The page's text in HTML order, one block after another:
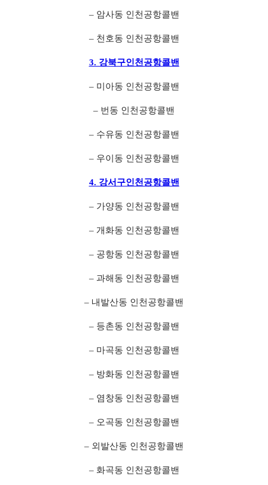
– 암사동 인천공항콜밴
– 천호동 인천공항콜밴
3. 강북구인천공항콜밴
– 미아동 인천공항콜밴
– 번동 인천공항콜밴
– 수유동 인천공항콜밴
– 우이동 인천공항콜밴
4. 강서구인천공항콜밴
– 가양동 인천공항콜밴
– 개화동 인천공항콜밴
– 공항동 인천공항콜밴
– 과해동 인천공항콜밴
– 내발산동 인천공항콜밴
– 등촌동 인천공항콜밴
– 마곡동 인천공항콜밴
– 방화동 인천공항콜밴
– 염창동 인천공항콜밴
– 오곡동 인천공항콜밴
– 외발산동 인천공항콜밴
– 화곡동 인천공항콜밴